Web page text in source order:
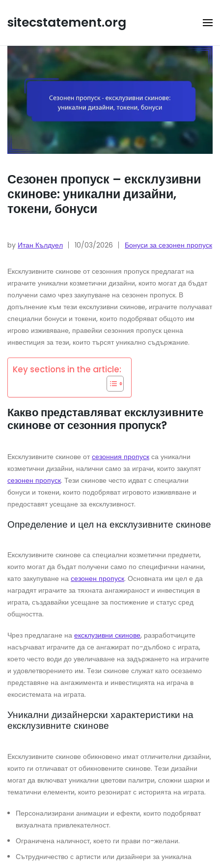
content
sitecstatement.org
Сезонен пропуск – ексклузивни
скинове: уникални дизайни,
токени, бонуси
by Итан Кълдуел 10/03/2026 Бонуси за сезонен пропуск
Ексклузивните скинове от сезонния пропуск предлагат на
играчите уникални козметични дизайни, които могат да бъдат
получени само чрез закупуване на сезонен пропуск. В
допълнение към тези ексклузивни скинове, играчите получават
специални бонуси и токени, които подобряват общото им
игрово изживяване, правейки сезонния пропуск ценна
инвестиция за тези, които търсят уникално съдържание.
Key sections in the article:
Какво представляват ексклузивните
скинове от сезонния пропуск?
Ексклузивните скинове от сезонния пропуск са уникални
козметични дизайни, налични само за играчи, които закупят
сезонен пропуск. Тези скинове често идват с специални
бонуси и токени, които подобряват игровото изживяване и
предоставят усещане за ексклузивност.
Определение и цел на ексклузивните скинове
Ексклузивните скинове са специални козметични предмети,
които могат да бъдат получени само по специфични начини,
като закупуване на сезонен пропуск. Основната им цел е да
наградят играчите за тяхната ангажираност и инвестиция в
играта, създавайки усещане за постижение и статус сред
общността.
Чрез предлагане на ексклузивни скинове, разработчиците
насърчават играчите да се ангажират по-дълбоко с играта,
което често води до увеличаване на задържането на играчите
и удовлетворението им. Тези скинове служат като осезаемо
представяне на ангажимента и инвестицията на играча в
екосистемата на играта.
Уникални дизайнерски характеристики на
ексклузивните скинове
Ексклузивните скинове обикновено имат отличителни дизайни,
които ги отличават от обикновените скинове. Тези дизайни
могат да включват уникални цветови палитри, сложни шарки и
тематични елементи, които резонират с историята на играта.
Персонализирани анимации и ефекти, които подобряват
визуалната привлекателност.
Ограничена наличност, което ги прави по-желани.
Сътрудничество с артисти или дизайнери за уникална